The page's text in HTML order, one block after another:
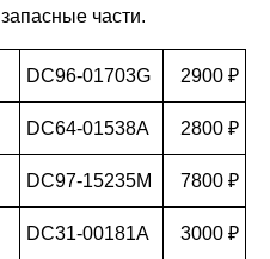
части.
DC96-01703G 2900 ₽
DC64-01538A 2800 ₽
DC97-15235M 7800 ₽
DC31-00181A 3000 ₽